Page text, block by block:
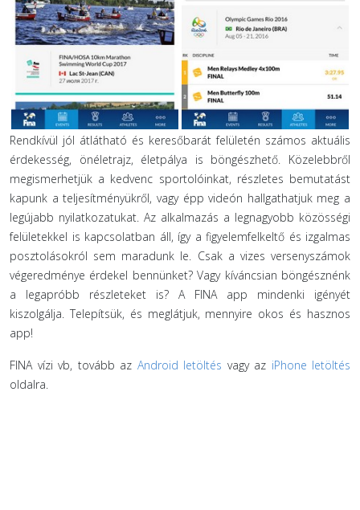
Rendkívül jól átlátható és keresőbarát felületén számos aktuális
érdekesség, önéletrajz, életpálya is böngészhető. Közelebbről
megismerhetjük a kedvenc sportolóinkat, részletes bemutatást
kapunk a teljesítményükről, vagy épp videón hallgathatjuk meg a
legújabb nyilatkozatukat. Az alkalmazás a legnagyobb közösségi
felületekkel is kapcsolatban áll, így a figyelemfelkeltő és izgalmas
posztolásokról sem maradunk le. Csak a vizes versenyszámok
végeredménye érdekel bennünket? Vagy kíváncsian böngésznénk
a legapróbb részleteket is? A FINA app mindenki igényét
kiszolgálja. Telepítsük, és meglátjuk, mennyire okos és hasznos
app!
FINA vízi vb, tovább az Android letöltés vagy az iPhone letöltés
oldalra.